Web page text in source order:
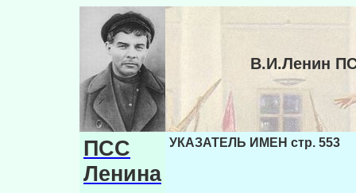
В.И.Ленин
ПСС
Ленина
УКАЗАТЕЛЬ ИМЕН стр. 553